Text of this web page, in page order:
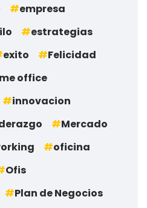
empresa
estrategias
exito
Felicidad
office
innovacion
Mercado
oficina
Ofis
Plan de Negocios